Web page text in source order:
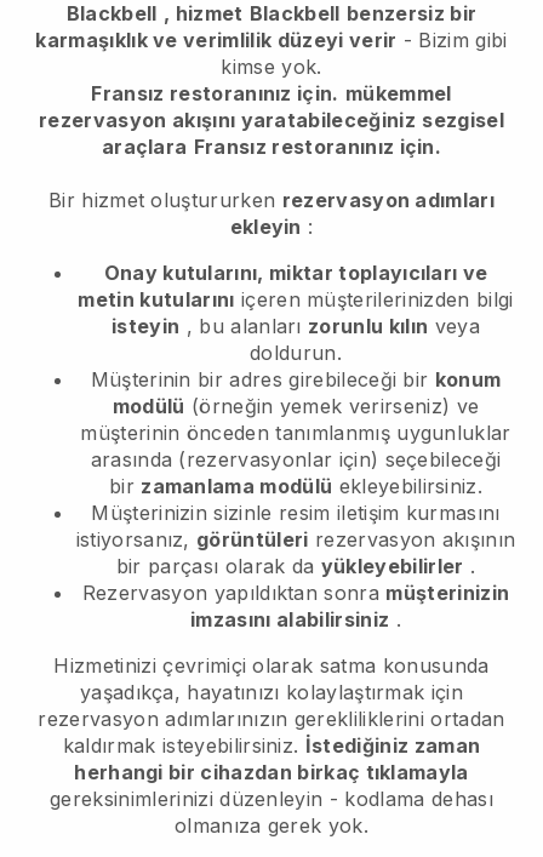
Blackbell , hizmet Blackbell benzersiz bir
karmaşıklık ve verimlilik düzeyi verir - Bizim gibi
kimse yok.
Fransız restoranınız için. mükemmel
rezervasyon akışını yaratabileceğiniz sezgisel
araçlara Fransız restoranınız için.
Bir hizmet oluştururken rezervasyon adımları
ekleyin :
Onay kutularını, miktar toplayıcıları ve
metin kutularını içeren müşterilerinizden bilgi
isteyin , bu alanları zorunlu kılın veya
doldurun.
Müşterinin bir adres girebileceği bir konum
modülü (örneğin yemek verirseniz) ve
müşterinin önceden tanımlanmış uygunluklar
arasında (rezervasyonlar için) seçebileceği
bir zamanlama modülü ekleyebilirsiniz.
Müşterinizin sizinle resim iletişim kurmasını
istiyorsanız, görüntüleri rezervasyon akışının
bir parçası olarak da yükleyebilirler .
Rezervasyon yapıldıktan sonra müşterinizin
imzasını alabilirsiniz .
Hizmetinizi çevrimiçi olarak satma konusunda
yaşadıkça, hayatınızı kolaylaştırmak için
rezervasyon adımlarınızın gerekliliklerini ortadan
kaldırmak isteyebilirsiniz. İstediğiniz zaman
herhangi bir cihazdan birkaç tıklamayla
gereksinimlerinizi düzenleyin - kodlama dehası
olmanıza gerek yok.